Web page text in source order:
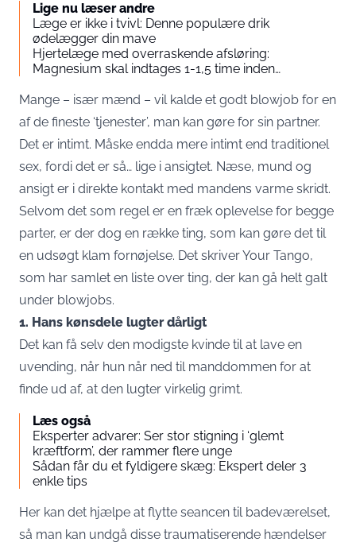
Lige nu læser andre
Læge er ikke i tvivl: Denne populære drik
ødelægger din mave
Hjertelæge med overraskende afsløring:
Magnesium skal indtages 1-1,5 time inden…
Mange – især mænd – vil kalde et godt blowjob for en
af de fineste ‘tjenester’, man kan gøre for sin partner.
Det er intimt. Måske endda mere intimt end traditionel
sex, fordi det er så… lige i ansigtet. Næse, mund og
ansigt er i direkte kontakt med mandens varme skridt.
Selvom det som regel er en fræk oplevelse for begge
parter, er der dog en række ting, som kan gøre det til
en udsøgt klam fornøjelse. Det skriver Your Tango,
som har samlet en liste over ting, der kan gå helt galt
under blowjobs.
1. Hans kønsdele lugter dårligt
Det kan få selv den modigste kvinde til at lave en
uvending, når hun når ned til manddommen for at
finde ud af, at den lugter virkelig grimt.
Læs også
Eksperter advarer: Ser stor stigning i ‘glemt
kræftform’, der rammer flere unge
Sådan får du et fyldigere skæg: Ekspert deler 3
enkle tips
Her kan det hjælpe at flytte seancen til badeværelset,
så man kan undgå disse traumatiserende hændelser